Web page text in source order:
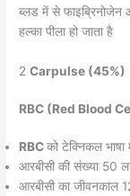
ब्लड में से फाइब्रिनोजेन
हल्का पीला हो जाता है
2Carpulse (45%)
RBC (Red Blood
RBCको टेक्निकल भाषा
आरबीसी की संख्या 50
आरबीसी का जीवनकाल